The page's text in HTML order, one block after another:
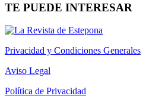
TE PUEDE INTERESAR
Privacidad y Condiciones Generales
Aviso Legal
Política de Privacidad